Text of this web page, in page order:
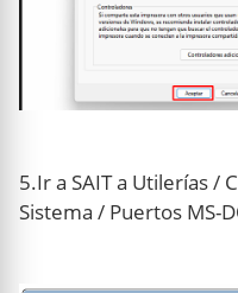
5.Ir a SAIT a Utilerías /
Sistema / Puertos MS-